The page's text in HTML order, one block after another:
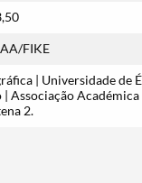
FIKE
| Universidade de
2.